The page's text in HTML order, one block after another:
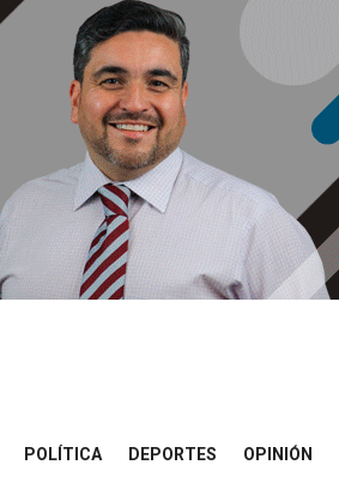
POLÍTICA DEPORTES OPINIÓN